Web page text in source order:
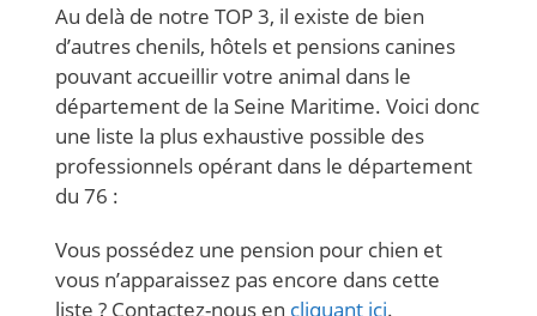
Au delà de notre TOP 3, il existe de bien
d’autres chenils, hôtels et pensions canines
pouvant accueillir votre animal dans le
département de la Seine Maritime. Voici donc
une liste la plus exhaustive possible des
professionnels opérant dans le département
du 76 :
Vous possédez une pension pour chien et
vous n’apparaissez pas encore dans cette
liste ? Contactez-nous en cliquant ici.